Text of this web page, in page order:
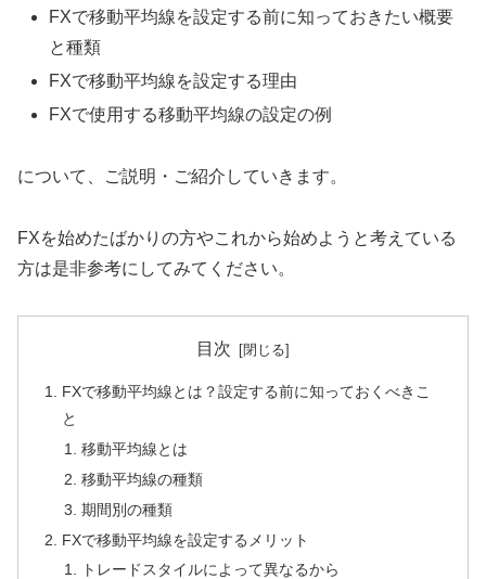
FXで移動平均線を設定する前に知っておきたい概要
と種類
FXで移動平均線を設定する理由
FXで使用する移動平均線の設定の例
について、ご説明・ご紹介していきます。
FXを始めたばかりの方やこれから始めようと考えている
方は是非参考にしてみてください。
目次
FXで移動平均線とは？設定する前に知っておくべきこ
と
移動平均線とは
移動平均線の種類
期間別の種類
FXで移動平均線を設定するメリット
トレードスタイルによって異なるから